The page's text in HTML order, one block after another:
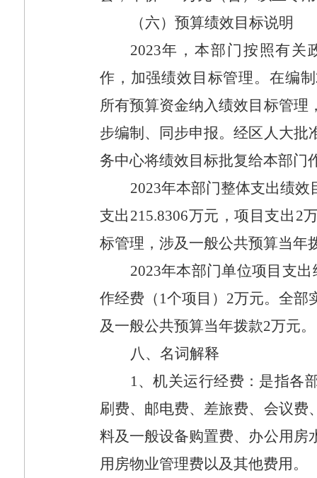
（六）预算绩效目标说明
2023年，本部门按照有关
作，加强绩效目标管理。在编制
所有预算资金纳入绩效目标管理
步编制、同步申报。经区人大批
务中心将绩效目标批复给本部门
2023年本部门整体支出绩效
支出 215.8306万元，项目支出 2
标管理，涉及一般公共预算当年
2023年本部门单位项目支出
作经费（ 1个项目） 2万元。全部
及一般公共预算当年拨款2万元。
八、名词解释
1、机关运行经费：是指各
刷费、邮电费、差旅费、会议费
料及一般设备购置费、办公用房
用房物业管理费以及其他费用。